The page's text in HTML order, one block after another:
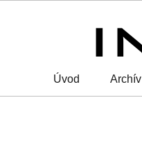
Úvod Archív